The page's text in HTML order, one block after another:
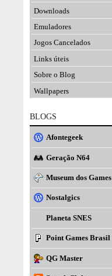
Downloads
Emuladores
Jogos Cancelados
Links úteis
Sobre o Blog
Wallpapers
BLOGS
Afontegeek
Geração N64
Museum dos Games
Nostalgics
Planeta SNES
Point Games Brasil
QG Master